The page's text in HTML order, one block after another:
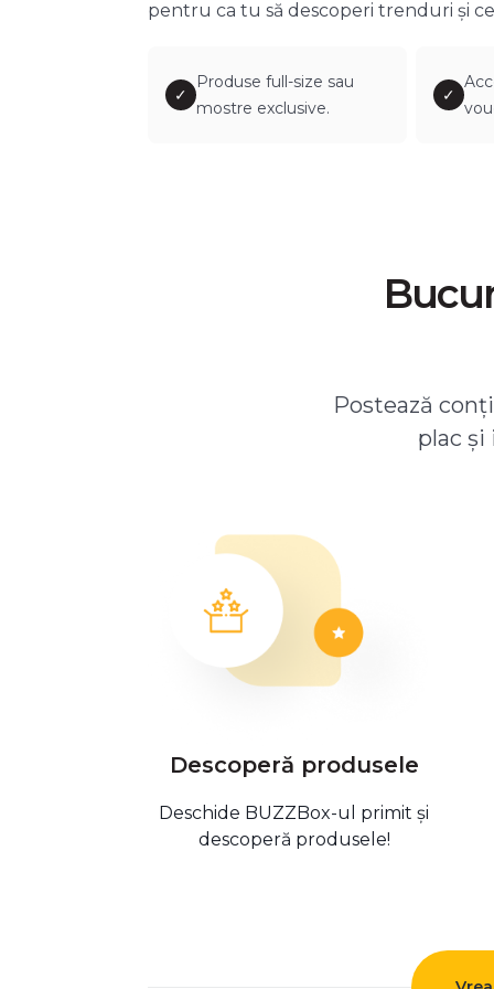
pentru ca tu să descoperi trenduri și
✓
Produse full-size sau
mostre exclusive.
✓
Postează
plac și
Descoperă produsele
Deschide BUZZBox-ul primit și
descoperă produsele!